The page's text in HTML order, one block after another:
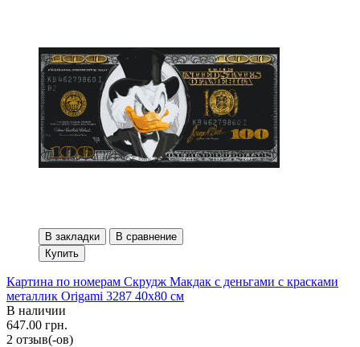
В закладки
В сравнение
Купить
Картина по номерам Скрудж Макдак с деньгами с красками
металлик Origami 3287 40x80 см
В наличии
647.00 грн.
2 отзыв(-ов)